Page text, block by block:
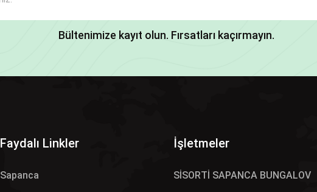
Bültenimize kayıt olun. Fırsatları kaçırmayın.
Faydalı Linkler
Sapanca
İşletmeler
SİSORTİ SAPANCA BUNGALOV